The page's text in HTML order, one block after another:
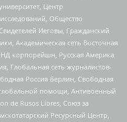
Центр
Общество
Иеговы, Гражданский
Академическая сеть Восточная
корпорейшн, Русская Америка
Глобальная сеть журналистов-
Россия Берлин, Свободная
помощи, Антивоенный
de Rusos Libres, Союз за
Ресурсный Центр,